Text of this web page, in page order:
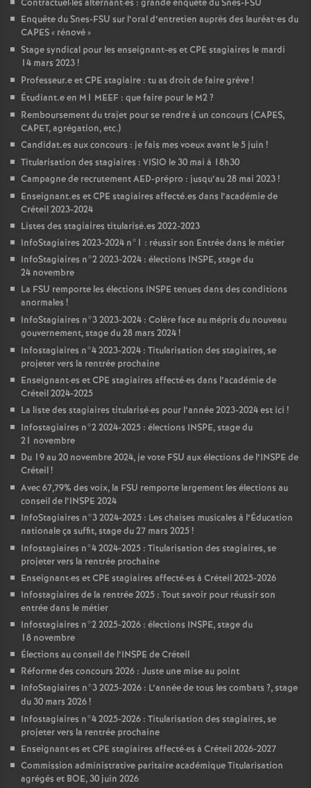
Contractuel·les alternant·es : grande enquête du Snes-FSU
Enquête du Snes-FSU sur l’oral d’entretien auprès des lauréat•es du
CAPES« rénové»
Stage syndical pour les enseignant-es etCPE stagiaires le mardi
14 mars 2023!
Professeur.e etCPE stagiaire : tu as droit de faire grève!
Étudiant.e en M1 MEEF : que faire pour le M2?
Remboursement du trajet pour se rendre à un concours (CAPES,
CAPET, agrégation, etc.)
Candidat.es aux concours : je fais mes voeux avant le 5 juin !
Titularisation des stagiaires : VISIO le 30 mai à 18h30
Campagne de recrutementAED-prépro : jusqu’au 28 mai 2023!
Enseignant.es etCPE stagiaires affecté.es dans l’académie de
Créteil 2023-2024
Listes des stagiaires titularisé.es 2022-2023
InfoStagiaires 2023-2024 n°1 : réussir son Entrée dans le métier
InfoStagiaires n°2 2023-2024 : élections INSPE, stage du
24 novembre
La FSU remporte les élections INSPE tenues dans des conditions
anormales !
InfoStagiaires n°3 2023-2024 : Colère face au mépris du nouveau
gouvernement, stage du 28 mars 2024!
Infostagiaires n°4 2023-2024 : Titularisation des stagiaires, se
projeter vers la rentrée prochaine
Enseignant·es etCPE stagiaires affecté·es dans l’académie de
Créteil 2024-2025
La liste des stagiaires titularisé·es pour l’année 2023-2024 est ici !
Infostagiaires n°2 2024-2025 : élections INSPE, stage du
21 novembre
Du 19 au 20 novembre 2024, je vote FSU aux élections de l’INSPE de
Créteil!
Avec 67,79% des voix, la FSU remporte largement les élections au
conseil de l’INSPE 2024
InfoStagiaires n°3 2024-2025 : Les chaises musicales à l’Éducation
nationale ça suffit, stage du 27 mars 2025!
Infostagiaires n°4 2024-2025 : Titularisation des stagiaires, se
projeter vers la rentrée prochaine
Enseignant·es etCPE stagiaires affecté·es à Créteil 2025-2026
Infostagiaires de la rentrée 2025 : Tout savoir pour réussir son
entrée dans le métier
Infostagiaires n°2 2025-2026 : élections INSPE, stage du
18 novembre
Élections au conseil de l’INSPE de Créteil
Réforme des concours 2026 : Juste une mise au point
InfoStagiaires n°3 2025-2026 : L’année de tous les combats ?, stage
du 30 mars 2026!
Infostagiaires n°4 2025-2026 : Titularisation des stagiaires, se
projeter vers la rentrée prochaine
Enseignant·es etCPE stagiaires affecté·es à Créteil 2026-2027
Commission administrative paritaire académique Titularisation
agrégés et BOE, 30 juin 2026